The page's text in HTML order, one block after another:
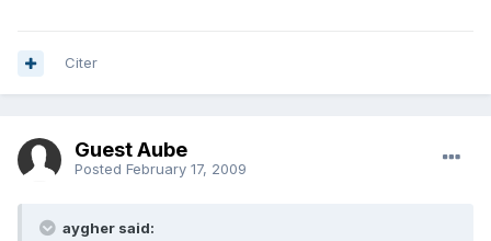
Citer
Guest Aube
Posted February 17, 2009
aygher said: